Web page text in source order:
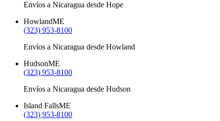
Envíos a Nicaragua desde Hope
HowlandME
(323) 953-8100
Envíos a Nicaragua desde Howland
HudsonME
(323) 953-8100
Envíos a Nicaragua desde Hudson
Island FallsME
(323) 953-8100